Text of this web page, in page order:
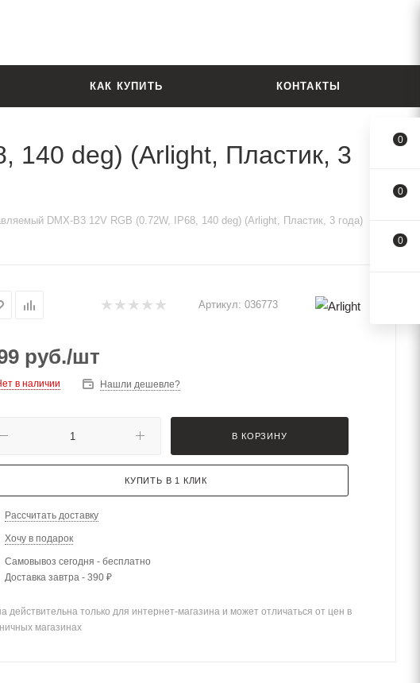
КАК КУПИТЬ КОНТАКТЫ
140 deg) (Arlight, Пластик, 3
DMX-B3 12V RGB (0.72W, IP68, 140 deg) (Arlight, Пластик, 3 года)
Артикул: 036773
руб./шт
в наличии Нашли дешевле?
В КОРЗИНУ
КУПИТЬ В 1 КЛИК
Рассчитать доставку
Хочу в подарок
Самовывоз сегодня - бесплатно
Доставка завтра - 390 ₽
действительна только для интернет-магазина и может отличаться от цен в
магазинах
0
0
0